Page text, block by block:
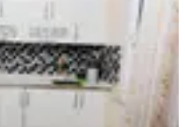
Mahallesi
3. Kat·05.08.2026